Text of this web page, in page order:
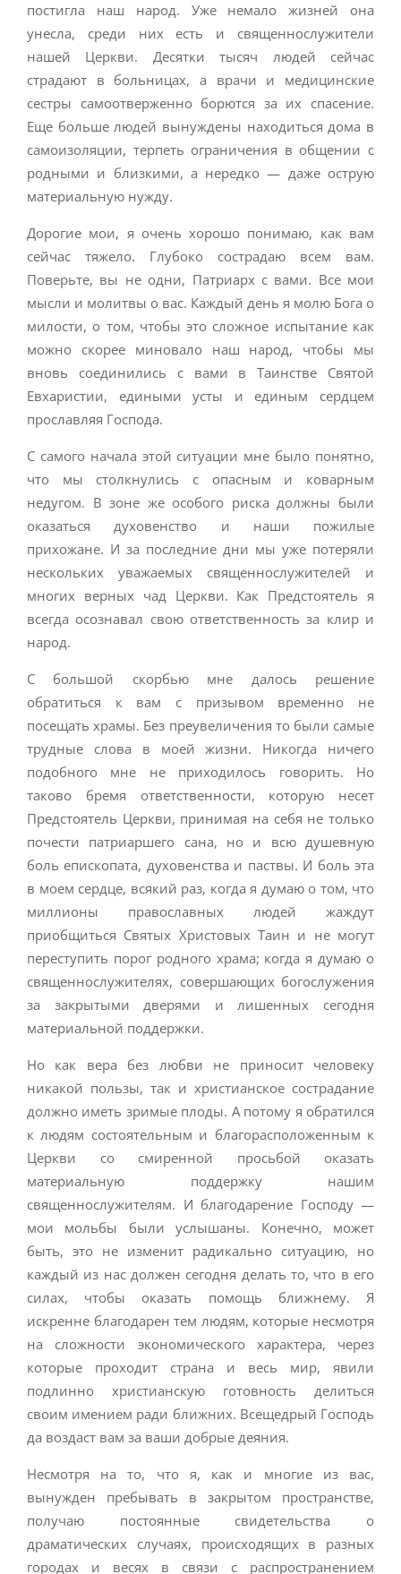
постигла наш народ. Уже немало жизней она
унесла, среди них есть и священнослужители
нашей Церкви. Десятки тысяч людей сейчас
страдают в больницах, а врачи и медицинские
сестры самоотверженно борются за их спасение.
Еще больше людей вынуждены находиться дома в
самоизоляции, терпеть ограничения в общении с
родными и близкими, а нередко — даже острую
материальную нужду.
Дорогие мои, я очень хорошо понимаю, как вам
сейчас тяжело. Глубоко сострадаю всем вам.
Поверьте, вы не одни, Патриарх с вами. Все мои
мысли и молитвы о вас. Каждый день я молю Бога о
милости, о том, чтобы это сложное испытание как
можно скорее миновало наш народ, чтобы мы
вновь соединились с вами в Таинстве Святой
Евхаристии, едиными усты и единым сердцем
прославляя Господа.
С самого начала этой ситуации мне было понятно,
что мы столкнулись с опасным и коварным
недугом. В зоне же особого риска должны были
оказаться духовенство и наши пожилые
прихожане. И за последние дни мы уже потеряли
нескольких уважаемых священнослужителей и
многих верных чад Церкви. Как Предстоятель я
всегда осознавал свою ответственность за клир и
народ.
С большой скорбью мне далось решение
обратиться к вам с призывом временно не
посещать храмы. Без преувеличения то были самые
трудные слова в моей жизни. Никогда ничего
подобного мне не приходилось говорить. Но
таково бремя ответственности, которую несет
Предстоятель Церкви, принимая на себя не только
почести патриаршего сана, но и всю душевную
боль епископата, духовенства и паствы. И боль эта
в моем сердце, всякий раз, когда я думаю о том, что
миллионы православных людей жаждут
приобщиться Святых Христовых Таин и не могут
переступить порог родного храма; когда я думаю о
священнослужителях, совершающих богослужения
за закрытыми дверями и лишенных сегодня
материальной поддержки.
Но как вера без любви не приносит человеку
никакой пользы, так и христианское сострадание
должно иметь зримые плоды. А потому я обратился
к людям состоятельным и благорасположенным к
Церкви со смиренной просьбой оказать
материальную поддержку нашим
священнослужителям. И благодарение Господу —
мои мольбы были услышаны. Конечно, может
быть, это не изменит радикально ситуацию, но
каждый из нас должен сегодня делать то, что в его
силах, чтобы оказать помощь ближнему. Я
искренне благодарен тем людям, которые несмотря
на сложности экономического характера, через
которые проходит страна и весь мир, явили
подлинно христианскую готовность делиться
своим имением ради ближних. Всещедрый Господь
да воздаст вам за ваши добрые деяния.
Несмотря на то, что я, как и многие из вас,
вынужден пребывать в закрытом пространстве,
получаю постоянные свидетельства о
драматических случаях, происходящих в разных
городах и весях в связи с распространением